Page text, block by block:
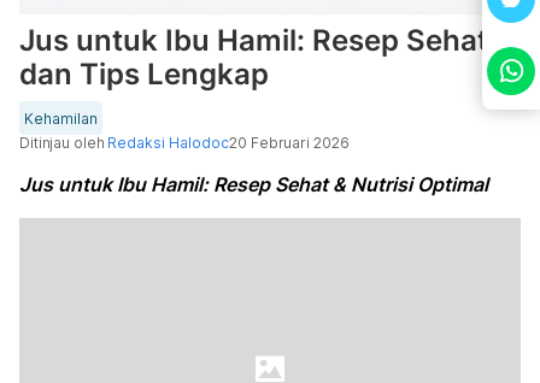
Jus untuk Ibu Hamil: Resep Sehat
dan Tips Lengkap
Kehamilan
Ditinjau oleh Redaksi Halodoc20 Februari 2026
Jus untuk Ibu Hamil: Resep Sehat & Nutrisi Optimal